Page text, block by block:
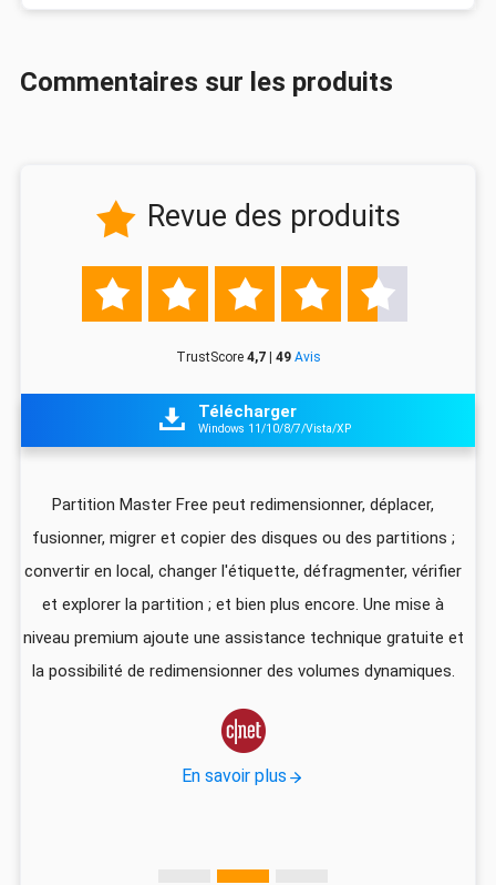
Commentaires sur les produits
 Revue des produits
    
TrustScore 4,7 | 49 Avis
 Télécharger
Windows 11/10/8/7/Vista/XP
Partition Master Free peut redimensionner, déplacer,
fusionner, migrer et copier des disques ou des partitions ;
convertir en local, changer l'étiquette, défragmenter, vérifier
et explorer la partition ; et bien plus encore. Une mise à
niveau premium ajoute une assistance technique gratuite et
la possibilité de redimensionner des volumes dynamiques.

En savoir plus